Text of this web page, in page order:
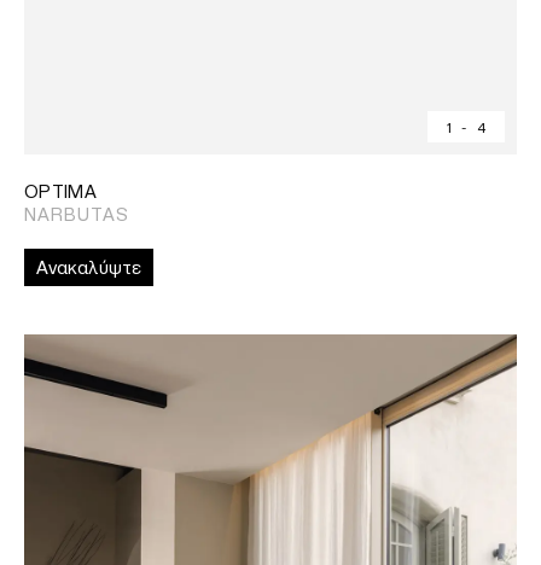
1 - 4
OPTIMA
NARBUTAS
Ανακαλύψτε